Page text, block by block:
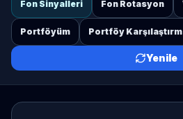
Fon Sinyalleri Fon Rotasyon
Portföyüm Portföy
Yenile